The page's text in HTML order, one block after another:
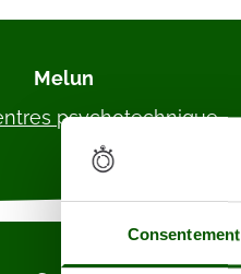
Consentement
Melun
psychotechnique